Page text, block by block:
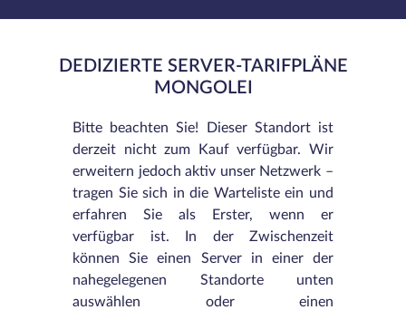
DEDIZIERTE SERVER-TARIFPLÄNE
MONGOLEI
Bitte beachten Sie! Dieser Standort ist
derzeit nicht zum Kauf verfügbar. Wir
erweitern jedoch aktiv unser Netzwerk –
tragen Sie sich in die Warteliste ein und
erfahren Sie als Erster, wenn er
verfügbar ist. In der Zwischenzeit
können Sie einen Server in einer der
nahegelegenen Standorte unten
auswählen oder einen